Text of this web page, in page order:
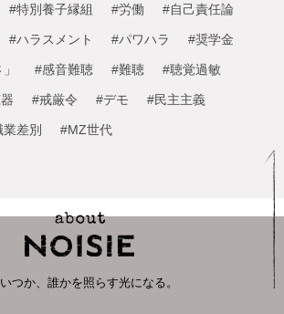
#特別養子縁組 #労働 #自己責任論
#ハラスメント #パワハラ #奨学金
#感音難聴 #難聴 #聴覚過敏
#戒厳令 #デモ #民主主義
業差別 #MZ世代
つか、誰かを照らす光になる。